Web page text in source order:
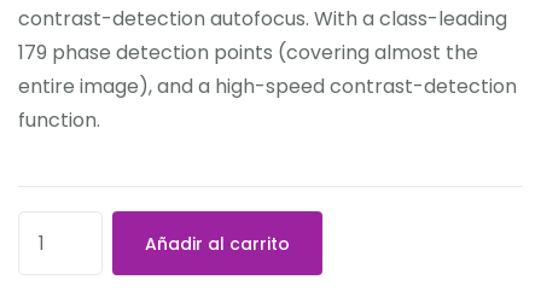
contrast-detection autofocus. With a class-leading
179 phase detection points (covering almost the
entire image), and a high-speed contrast-detection
function.
Añadir al carrito